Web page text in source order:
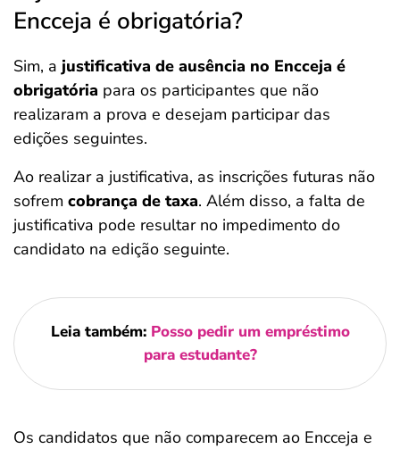
Encceja é obrigatória?
Sim, a justificativa de ausência no Encceja é
obrigatória para os participantes que não
realizaram a prova e desejam participar das
edições seguintes.
Ao realizar a justificativa, as inscrições futuras não
sofrem cobrança de taxa. Além disso, a falta de
justificativa pode resultar no impedimento do
candidato na edição seguinte.
Leia também: Posso pedir um empréstimo
para estudante?
Os candidatos que não comparecem ao Encceja e